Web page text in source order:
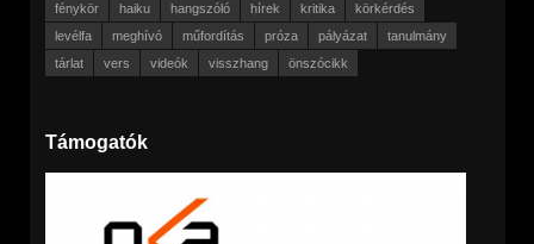
fénykör
haiku hangszóló hírek kritika
körkérdés
levélfa
meghívó műfordítás próza pályázat
tanulmány
tárlat
vers videók visszhang önszócikk
Támogatók